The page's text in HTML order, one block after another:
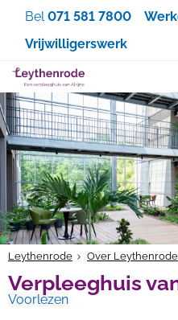
Bel071 581 7800
Vrijwilligerswerk
Leythenrode Over Leythenrode
Verpleeghuis
Voorlezen